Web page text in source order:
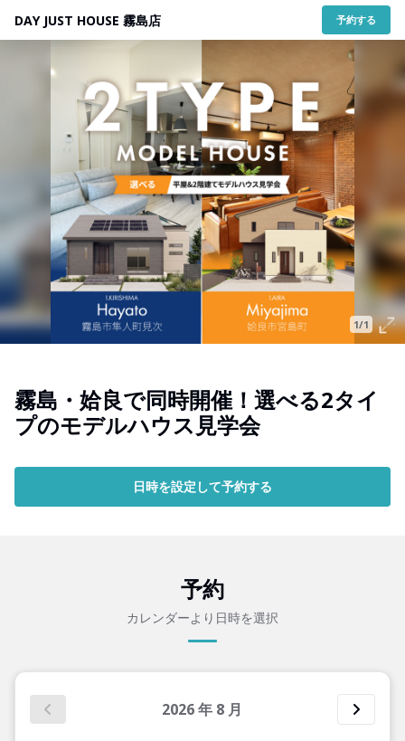
DAY JUST HOUSE 霧島店 予約する
1/1
霧島・姶良で同時開催！選べる2タイ
プのモデルハウス見学会
日時を設定して予約する
予約
カレンダーより日時を選択
2026年 8 月